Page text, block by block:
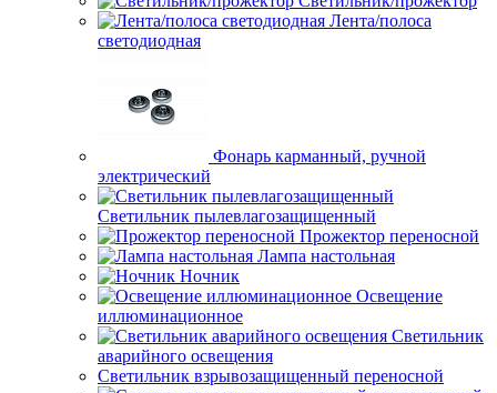
Лента/полоса
светодиодная
Фонарь карманный, ручной
электрический
Светильник пылевлагозащищенный
Прожектор переносной
Лампа настольная
Ночник
Освещение
иллюминационное
Светильник
аварийного освещения
Светильник взрывозащищенный переносной